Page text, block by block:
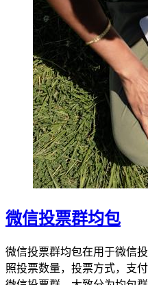
微信投票群均包
微信投票群均包在用于微信
照投票数量，投票方式，支